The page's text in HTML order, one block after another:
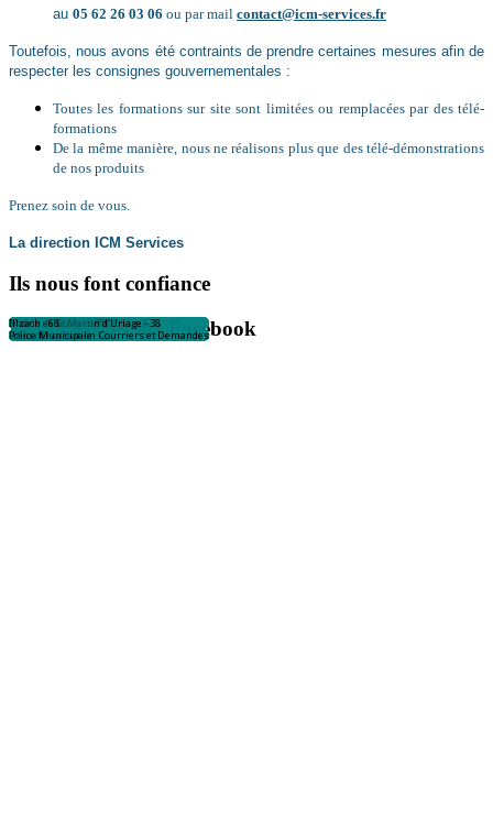
au 05 62 26 03 06 ou par mail contact@icm-services.fr
Toutefois, nous avons été contraints de prendre certaines mesures afin de
respecter les consignes gouvernementales :
Toutes les formations sur site sont limitées ou remplacées par des télé-
formations
De la même manière, nous ne réalisons plus que des télé-démonstrations
de nos produits
Prenez soin de vous.
La direction ICM Services
Ils nous font confiance
Mairie de Aubagne - 13
Police Municipale
Salon de Provence
Police Municipale
Mairie de Brignais - 69
Police Municipale
Mairie de Libourne -33
Dématérialisation Courriers et Demandes
Mairie de MONTIVILLIERS - 76
Dématérialisation Courriers et Demandes
Mairie de Nangis -77
Dématérialisation Courriers et Demandes
Mairie de St Martin d'Uriage - 38
Dématérialisation Courriers et Demandes
Illzach - 68
Police Municipale
ICM Services sur Facebook